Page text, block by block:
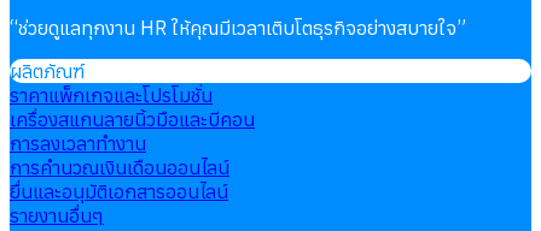
“ช่วยดูแลทุกงาน HR ให้คุณมีเวลาเติบโตธุรกิจอย่างสบายใจ”
ผลิตภัณฑ์
ราคาแพ็กเกจและโปรโมชั่น
เครื่องสแกนลายนิ้วมือและบีคอน
การลงเวลาทำงาน
การคำนวณเงินเดือนออนไลน์
ยื่นและอนุมัติเอกสารออนไลน์
รายงานอื่นๆ